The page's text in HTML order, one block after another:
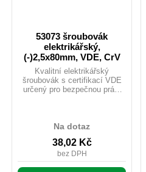
53073 šroubovák
elektrikářský,
(-)2,5x80mm, VDE, CrV
Kvalitní elektrikářský
šroubovák s certifikací VDE
určený pro bezpečnou práci
úpravou pro vyšší odolnost
Ergonomická rukojeť z tvrdého
PP plastu, která zajišťuje
pevné uchopení a přesné
Na dotaz
38,02 Kč
bez DPH